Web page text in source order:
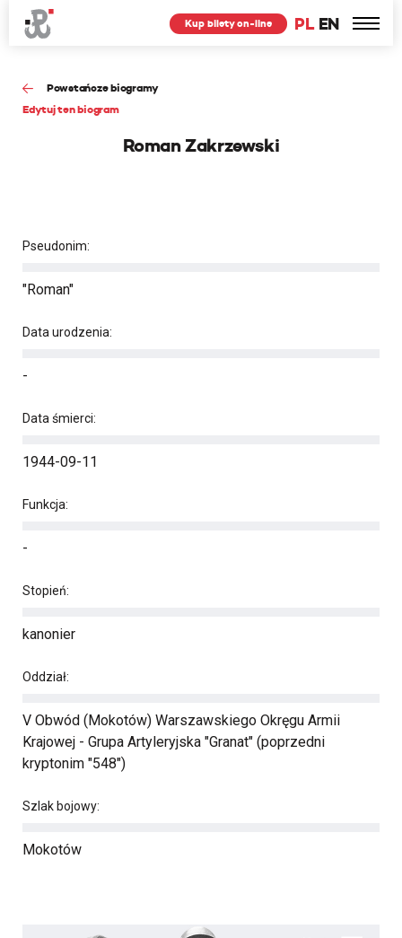
PL EN
Kup bilety on-line
Powstańcze biogramy
Edytuj ten biogram
Roman Zakrzewski
Pseudonim:
"Roman"
Data urodzenia:
-
Data śmierci:
1944-09-11
Funkcja:
-
Stopień:
kanonier
Oddział:
V Obwód (Mokotów) Warszawskiego Okręgu Armii
Krajowej - Grupa Artyleryjska "Granat" (poprzedni
kryptonim "548")
Szlak bojowy:
Mokotów